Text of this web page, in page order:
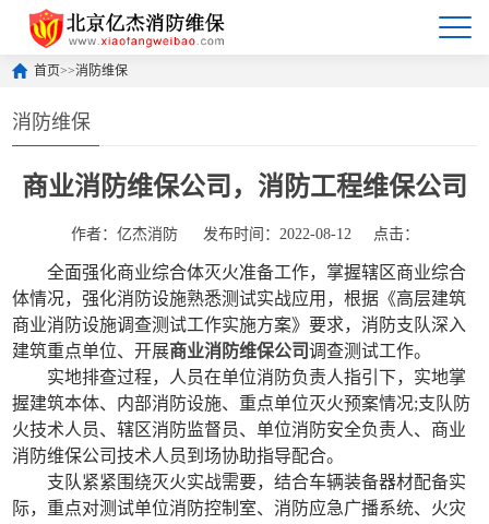
首页>>消防维保
消防维保
商业消防维保公司，消防工程维保公司
作者：亿杰消防 发布时间：2022-08-12 点击：
全面强化商业综合体灭火准备工作，掌握辖区商业综合
体情况，强化消防设施熟悉测试实战应用，根据《高层建筑
商业消防设施调查测试工作实施方案》要求，消防支队深入
建筑重点单位、开展商业消防维保公司调查测试工作。
实地排查过程，人员在单位消防负责人指引下，实地掌
握建筑本体、内部消防设施、重点单位灭火预案情况;支队防
火技术人员、辖区消防监督员、单位消防安全负责人、商业
消防维保公司技术人员到场协助指导配合。
支队紧紧围绕灭火实战需要，结合车辆装备器材配备实
际，重点对测试单位消防控制室、消防应急广播系统、火灾